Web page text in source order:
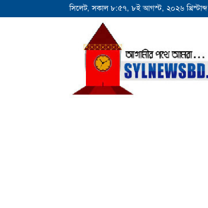
সিলেট, সকাল ৮:৫৭, ৮ই আগস্ট, ২০২৬ খ্রিস্টাব্দ